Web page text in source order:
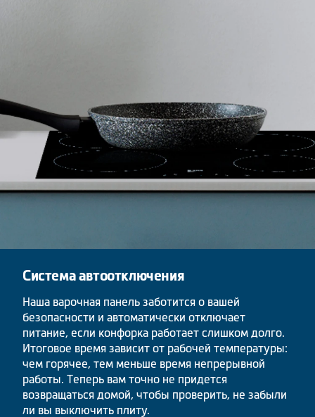
Система автоотключения
Наша варочная панель заботится о вашей
безопасности и автоматически отключает
питание, если конфорка работает слишком долго.
Итоговое время зависит от рабочей температуры:
чем горячее, тем меньше время непрерывной
работы. Теперь вам точно не придется
возвращаться домой, чтобы проверить, не забыли
ли вы выключить плиту.